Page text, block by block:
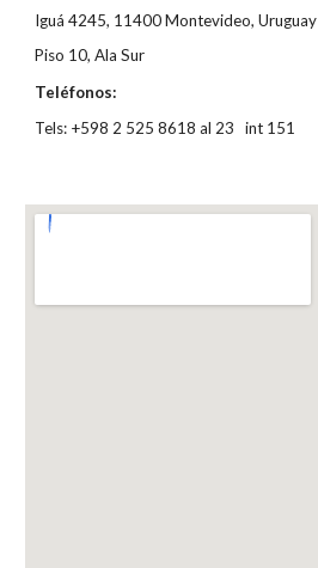
Iguá 4245, 11400 Montevideo, Uruguay
Piso 10, Ala Sur
Teléfonos:
Tels: +598 2 525 8618 al 23 int 151